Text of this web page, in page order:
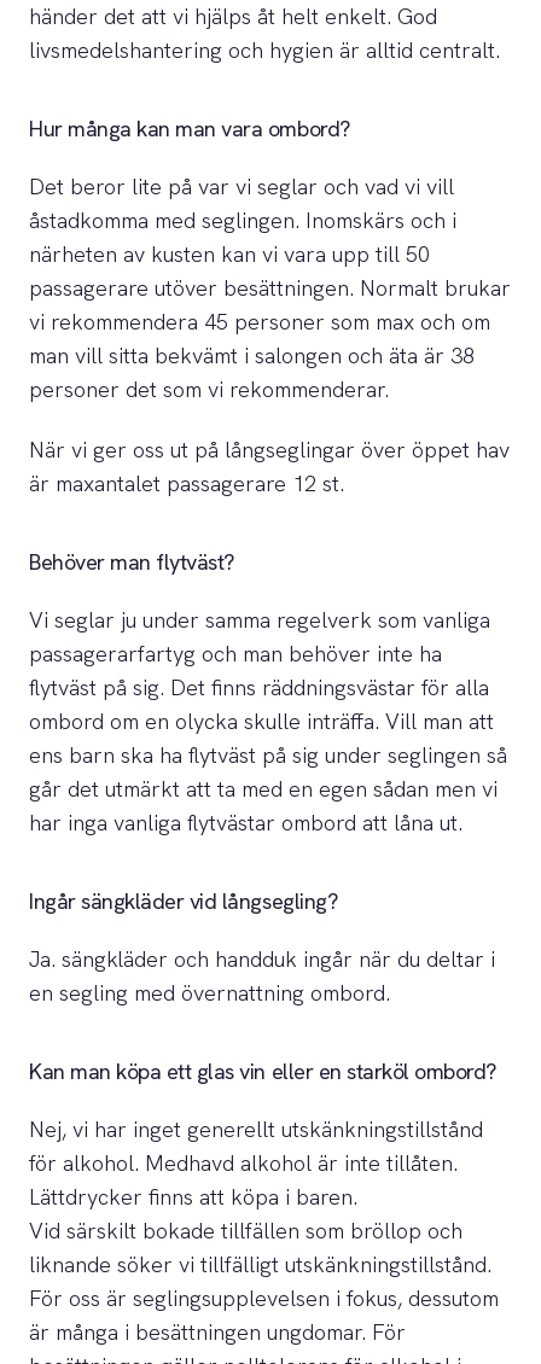
händer det att vi hjälps åt helt enkelt. God
livsmedelshantering och hygien är alltid centralt.
Hur många kan man vara ombord?
Det beror lite på var vi seglar och vad vi vill
åstadkomma med seglingen. Inomskärs och i
närheten av kusten kan vi vara upp till 50
passagerare utöver besättningen. Normalt brukar
vi rekommendera 45 personer som max och om
man vill sitta bekvämt i salongen och äta är 38
personer det som vi rekommenderar.
När vi ger oss ut på långseglingar över öppet hav
är maxantalet passagerare 12 st.
Behöver man flytväst?
Vi seglar ju under samma regelverk som vanliga
passagerarfartyg och man behöver inte ha
flytväst på sig. Det finns räddningsvästar för alla
ombord om en olycka skulle inträffa. Vill man att
ens barn ska ha flytväst på sig under seglingen så
går det utmärkt att ta med en egen sådan men vi
har inga vanliga flytvästar ombord att låna ut.
Ingår sängkläder vid långsegling?
Ja. sängkläder och handduk ingår när du deltar i
en segling med övernattning ombord.
Kan man köpa ett glas vin eller en starköl ombord?
Nej, vi har inget generellt utskänkningstillstånd
för alkohol. Medhavd alkohol är inte tillåten.
Lättdrycker finns att köpa i baren.
Vid särskilt bokade tillfällen som bröllop och
liknande söker vi tillfälligt utskänkningstillstånd.
För oss är seglingsupplevelsen i fokus, dessutom
är många i besättningen ungdomar. För